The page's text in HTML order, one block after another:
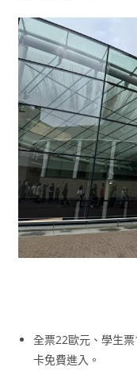
全票22歐元、學生
卡免費進入。